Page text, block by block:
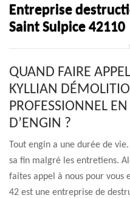
Entreprise
Saint Sulpice 42110
QUAND FAIRE
KYLLIAN
PROFESSIONNEL
D’ENGIN ?
Tout engin a une durée de
sa fin malgré les entretiens.
faites appel à nous pour vous
42 est une entreprise de